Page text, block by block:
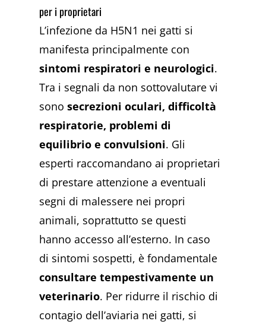
per i proprietari
L’infezione da H5N1 nei gatti si
manifesta principalmente con
sintomi respiratori e neurologici.
Tra i segnali da non sottovalutare vi
sonosecrezioni oculari, difficoltà
respiratorie, problemi di
equilibrio e convulsioni. Gli
esperti raccomandano ai proprietari
di prestare attenzione a eventuali
segni di malessere nei propri
animali, soprattutto se questi
hanno accesso all’esterno. In caso
di sintomi sospetti, è fondamentale
consultare tempestivamente un
veterinario. Per ridurre il rischio di
contagio dell’aviaria nei gatti, si